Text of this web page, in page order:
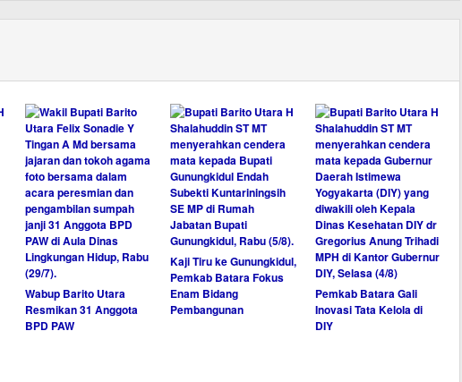
Wabup Barito Utara
Resmikan 31 Anggota
BPD PAW
Kaji Tiru ke Gunungkidul,
Pemkab Batara Fokus
Enam Bidang
Pembangunan
Pemkab Batara Gali
Inovasi Tata Kelola di
DIY